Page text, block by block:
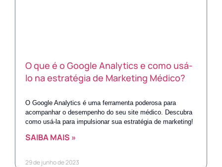
O que é o Google Analytics e como usá-
lo na estratégia de Marketing Médico?
O Google Analytics é uma ferramenta poderosa para
acompanhar o desempenho do seu site médico. Descubra
como usá-la para impulsionar sua estratégia de marketing!
SAIBA MAIS »
29 de junho de 2023